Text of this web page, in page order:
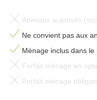
Animaux autorisés
Ne convient pas aux
Ménage inclus dans le
Forfait ménage en
Forfait ménage